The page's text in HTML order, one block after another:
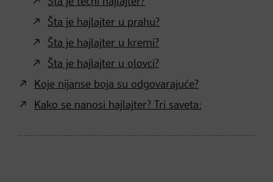
Šta je hajlajter u prahu?
Šta je hajlajter u kremi?
Šta je hajlajter u olovci?
Koje nijanse boja su odgovarajuće?
Kako se nanosi hajlajter? Tri saveta: